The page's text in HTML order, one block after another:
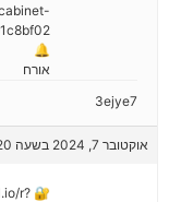
🔔
אורח
3ejye7
אוקטובר 7, 2024 בשעה 12:20 pm
r?